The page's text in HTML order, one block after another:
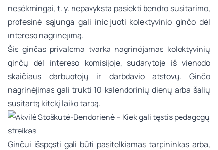
nesėkmingai, t. y. nepavyksta pasiekti bendro susitarimo,
profesinė sąjunga gali inicijuoti kolektyvinio ginčo dėl
intereso nagrinėjimą.
Šis ginčas privaloma tvarka nagrinėjamas kolektyvinių
ginčų dėl intereso komisijoje, sudarytoje iš vienodo
skaičiaus darbuotojų ir darbdavio atstovų. Ginčo
nagrinėjimas gali trukti 10 kalendorinių dienų arba šalių
susitartą kitokį laiko tarpą.
Ginčui išspęsti gali būti pasitelkiamas tarpininkas arba,